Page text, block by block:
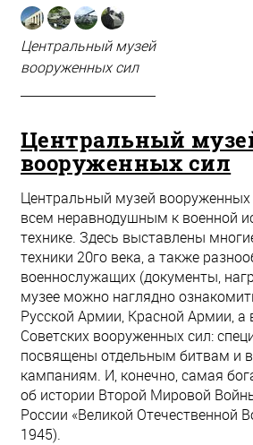
Центральный музей
вооруженных сил
Центральный
вооруженных сил
Центральный музей вооруженных
всем неравнодушным к военной
технике. Здесь выставлены
техники 20го века, а также
военнослужащих (документы,
музее можно наглядно
Русской Армии, Красной Армии, а
Советских вооруженных сил:
посвящены отдельным битвам и
кампаниям. И, конечно, самая
об истории Второй Мировой
России «Великой Отечественной
1945).